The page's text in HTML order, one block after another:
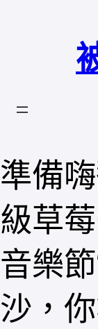
準備
級草
音樂
沙，